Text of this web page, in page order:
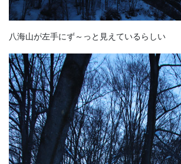
八海山が左手にず～っと見えているらしい